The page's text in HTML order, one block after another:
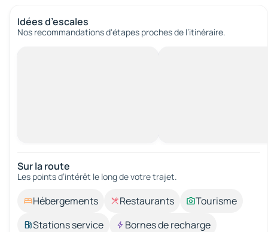
Idées d’escales
Nos recommandations d'étapes proches de l’itinéraire.
Sur la route
Les points d’intérêt le long de votre trajet.
Hébergements Restaurants
Tourisme
Stations service
Bornes de recharge